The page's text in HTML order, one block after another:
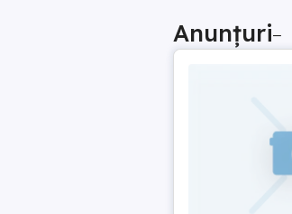
Anunțuri–